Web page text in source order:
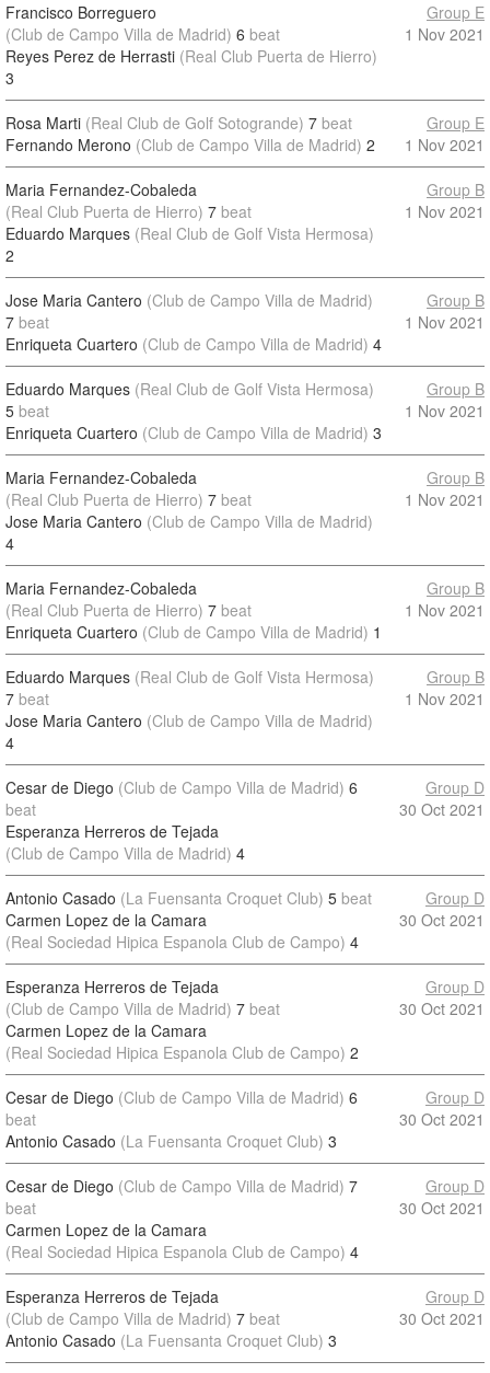
Francisco Borreguero
(Club de Campo Villa de Madrid) 6 beat
Reyes Perez de Herrasti (Real Club Puerta de Hierro)
3
Group E
1 Nov 2021
Rosa Marti (Real Club de Golf Sotogrande) 7 beat
Fernando Merono (Club de Campo Villa de Madrid) 2
Group E
1 Nov 2021
Maria Fernandez-Cobaleda
(Real Club Puerta de Hierro) 7 beat
Eduardo Marques (Real Club de Golf Vista Hermosa)
2
Group B
1 Nov 2021
Jose Maria Cantero (Club de Campo Villa de Madrid)
7 beat
Enriqueta Cuartero (Club de Campo Villa de Madrid) 4
Group B
1 Nov 2021
Eduardo Marques (Real Club de Golf Vista Hermosa)
5 beat
Enriqueta Cuartero (Club de Campo Villa de Madrid) 3
Group B
1 Nov 2021
Maria Fernandez-Cobaleda
(Real Club Puerta de Hierro) 7 beat
Jose Maria Cantero (Club de Campo Villa de Madrid)
4
Group B
1 Nov 2021
Maria Fernandez-Cobaleda
(Real Club Puerta de Hierro) 7 beat
Enriqueta Cuartero (Club de Campo Villa de Madrid) 1
Group B
1 Nov 2021
Eduardo Marques (Real Club de Golf Vista Hermosa)
7 beat
Jose Maria Cantero (Club de Campo Villa de Madrid)
4
Group B
1 Nov 2021
Cesar de Diego (Club de Campo Villa de Madrid) 6
beat
Esperanza Herreros de Tejada
(Club de Campo Villa de Madrid) 4
Group D
30 Oct 2021
Antonio Casado (La Fuensanta Croquet Club) 5 beat
Carmen Lopez de la Camara
(Real Sociedad Hipica Espanola Club de Campo) 4
Group D
30 Oct 2021
Esperanza Herreros de Tejada
(Club de Campo Villa de Madrid) 7 beat
Carmen Lopez de la Camara
(Real Sociedad Hipica Espanola Club de Campo) 2
Group D
30 Oct 2021
Cesar de Diego (Club de Campo Villa de Madrid) 6
beat
Antonio Casado (La Fuensanta Croquet Club) 3
Group D
30 Oct 2021
Cesar de Diego (Club de Campo Villa de Madrid) 7
beat
Carmen Lopez de la Camara
(Real Sociedad Hipica Espanola Club de Campo) 4
Group D
30 Oct 2021
Esperanza Herreros de Tejada
(Club de Campo Villa de Madrid) 7 beat
Antonio Casado (La Fuensanta Croquet Club) 3
Group D
30 Oct 2021